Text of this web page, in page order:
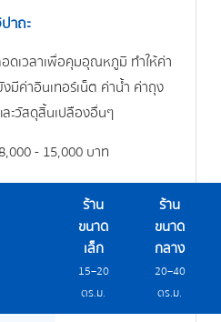
าถะ
ดเวลาเพื่อคุมอุณหภูมิ ทำให้ค่า
มีค่าอินเทอร์เน็ต ค่าน้ำ ค่าถุง
ะวัสดุสิ้นเปลืองอื่นๆ
- 15,000 บาท
ร้าน
ขนาด
เล็ก
15–20
ตร.ม.
ร้าน
ขนาด
กลาง
20–40
ตร.ม.